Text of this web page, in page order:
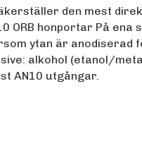
den mest
ORB honportar På ena
ytan är anodiserad
alkohol (etanol/
AN10 utgångar.